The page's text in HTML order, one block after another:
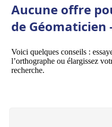
Aucune offre
de Géomaticien
Voici quelques conseils :
l’orthographe ou élargissez
recherche.